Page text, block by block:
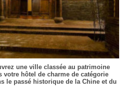
une ville classée au patrimoine
votre hôtel de charme de catégorie
le passé historique de la Chine et du